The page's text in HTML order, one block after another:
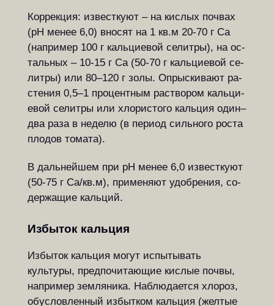
Коррекция: известкуют – на кис­лых по­чвах
(рН менее 6,0) вносят на 1 кв.м 20-70 г Са
(на­при­мер 100 г каль­ци­е­вой се­лит­ры), на ос­
таль­ных – 10-15 г Са (50-70 г каль­ци­е­вой се­
лит­ры) или 80–120 г золы. Оп­рыс­ки­ва­ют ра­
с­те­ния 0,5–1 про­цен­т­ным ра­ство­ром каль­ци­
е­вой се­лит­ры или хло­ри­с­то­го каль­ция один–
два раза в не­де­лю (в пе­ри­од силь­но­го ро­с­та
пло­дов то­ма­та).
В дальнейшем при рН менее 6,0 из­ве­с­т­ку­ют
(50-75 г Са/кв.м), при­ме­ня­ют удоб­ре­ния, со­
дер­жа­щие каль­ций.
Избыток кальция
Избыток кальция могут испытывать
культуры, предпочитающие кислые почвы,
например земляника. Наблюдается хлороз,
обусловленный избытком кальция (желтые